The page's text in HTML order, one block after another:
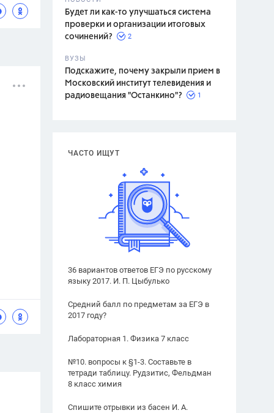
Будет ли как-то улучшаться система
проверки и организации итоговых
сочинений?
2
ВУЗЫ
Подскажите, почему закрыли прием в
Московский институт телевидения и
радиовещания "Останкино"?
1
ЧАСТО ИЩУТ
36 вариантов ответов ЕГЭ по русскому
языку 2017. И. П. Цыбулько
Средний балл по предметам за ЕГЭ в
2017 году?
Лабораторная 1. Физика 7 класс
№10. вопросы к §1-3. Составьте в
тетради таблицу. Рудзитис, Фельдман
8 класс химия
Спишите отрывки из басен И. А.